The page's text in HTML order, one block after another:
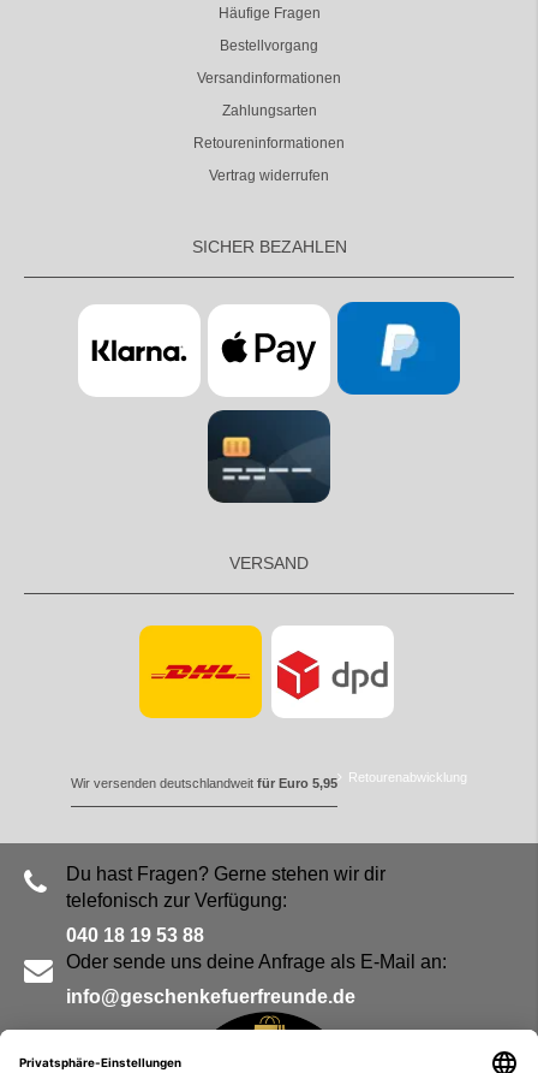
Häufige Fragen
Bestellvorgang
Versandinformationen
Zahlungsarten
Retoureninformationen
Vertrag widerrufen
SICHER BEZAHLEN
VERSAND
Wir versenden deutschlandweit für Euro 5,95 Retourenabwicklung
Du hast Fragen? Gerne stehen wir dir
telefonisch zur Verfügung:
040 18 19 53 88
Oder sende uns deine Anfrage als E-Mail an:
info@geschenkefuerfreunde.de